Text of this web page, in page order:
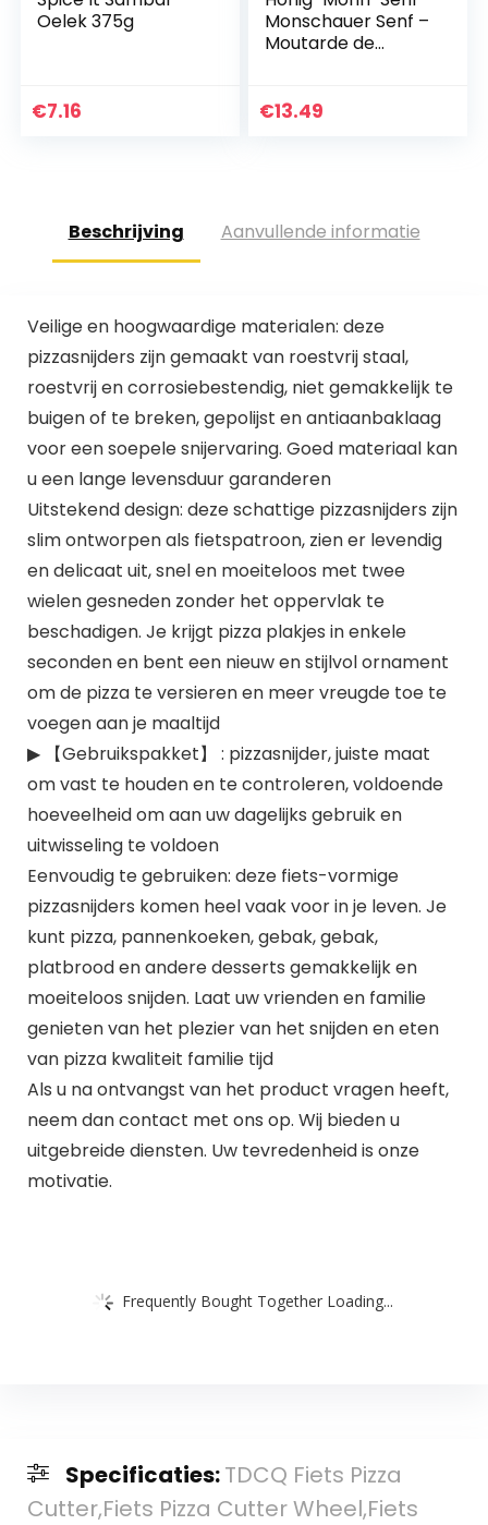
Oelek 375g
€7.16
Monschauer Senf –
Moutarde de
Mosterd
€13.49
Beschrijving Aanvullende informatie
Veilige en hoogwaardige materialen: deze
pizzasnijders zijn gemaakt van roestvrij staal,
roestvrij en corrosiebestendig, niet gemakkelijk te
buigen of te breken, gepolijst en antiaanbaklaag
voor een soepele snijervaring. Goed materiaal kan
u een lange levensduur garanderen
Uitstekend design: deze schattige pizzasnijders zijn
slim ontworpen als fietspatroon, zien er levendig
en delicaat uit, snel en moeiteloos met twee
wielen gesneden zonder het oppervlak te
beschadigen. Je krijgt pizza plakjes in enkele
seconden en bent een nieuw en stijlvol ornament
om de pizza te versieren en meer vreugde toe te
voegen aan je maaltijd
▶ 【Gebruikspakket】 : pizzasnijder, juiste maat
om vast te houden en te controleren, voldoende
hoeveelheid om aan uw dagelijks gebruik en
uitwisseling te voldoen
Eenvoudig te gebruiken: deze fiets-vormige
pizzasnijders komen heel vaak voor in je leven. Je
kunt pizza, pannenkoeken, gebak, gebak,
platbrood en andere desserts gemakkelijk en
moeiteloos snijden. Laat uw vrienden en familie
genieten van het plezier van het snijden en eten
van pizza kwaliteit familie tijd
Als u na ontvangst van het product vragen heeft,
neem dan contact met ons op. Wij bieden u
uitgebreide diensten. Uw tevredenheid is onze
motivatie.
Frequently Bought Together Loading...
Specificaties:TDCQ Fiets Pizza
Cutter,Fiets Pizza Cutter Wheel,Fiets